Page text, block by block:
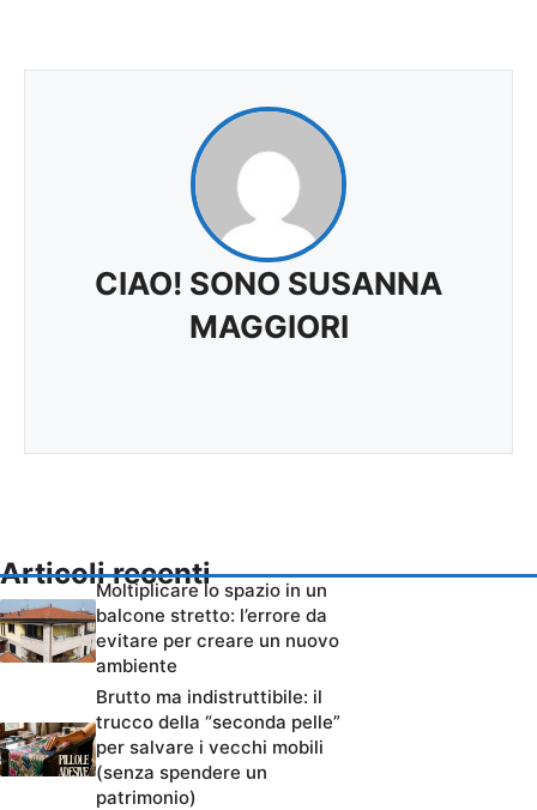
CIAO! SONO SUSANNA
MAGGIORI
Articoli recenti
Moltiplicare lo spazio in un
balcone stretto: l’errore da
evitare per creare un nuovo
ambiente
Brutto ma indistruttibile: il
trucco della “seconda pelle”
per salvare i vecchi mobili
(senza spendere un
patrimonio)